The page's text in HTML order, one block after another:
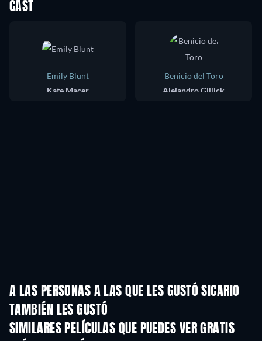
CAST
Emily Blunt
Kate Macer
Benicio del Toro
Alejandro Gillick
A LAS PERSONAS A LAS QUE LES GUSTÓ SICARIO
TAMBIÉN LES GUSTÓ
SIMILARES PELÍCULAS QUE PUEDES VER GRATIS